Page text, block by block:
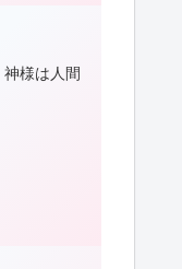
様は人間